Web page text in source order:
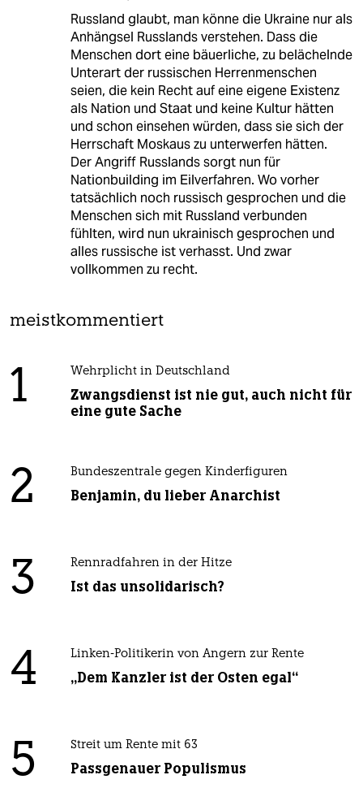
Russland glaubt, man könne die Ukraine nur als
Anhängsel Russlands verstehen. Dass die
Menschen dort eine bäuerliche, zu belächelnde
Unterart der russischen Herrenmenschen
seien, die kein Recht auf eine eigene Existenz
als Nation und Staat und keine Kultur hätten
und schon einsehen würden, dass sie sich der
Herrschaft Moskaus zu unterwerfen hätten.
Der Angriff Russlands sorgt nun für
Nationbuilding im Eilverfahren. Wo vorher
tatsächlich noch russisch gesprochen und die
Menschen sich mit Russland verbunden
fühlten, wird nun ukrainisch gesprochen und
alles russische ist verhasst. Und zwar
vollkommen zu recht.
meistkommentiert
1 Wehrplicht in Deutschland
Zwangsdienst ist nie gut, auch nicht für
eine gute Sache
2 Bundeszentrale gegen Kinderfiguren
Benjamin, du lieber Anarchist
3 Rennradfahren in der Hitze
Ist das unsolidarisch?
4 Linken-Politikerin von Angern zur Rente
„Dem Kanzler ist der Osten egal“
5 Streit um Rente mit 63
Passgenauer Populismus